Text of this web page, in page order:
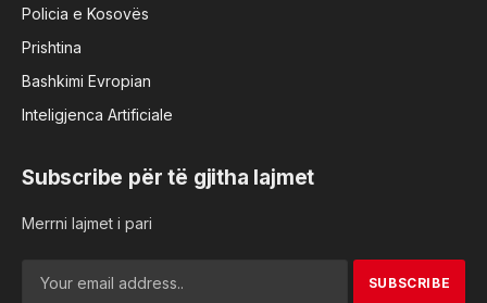
Policia e Kosovës
Prishtina
Bashkimi Evropian
Inteligjenca Artificiale
Subscribe për të gjitha lajmet
Merrni lajmet i pari